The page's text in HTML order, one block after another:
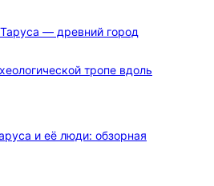
— древний город
тропе вдоль